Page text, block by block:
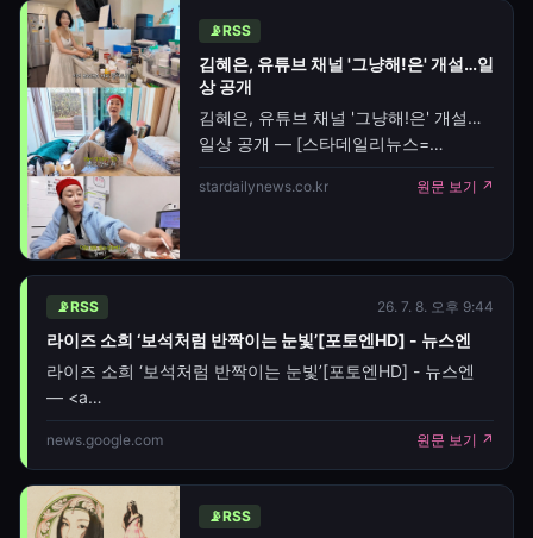
사진을 두 장 게재했다. 사진 속
송소희는 카페를 배경으로 베이지 톤의
카디건을 착용한 모습. 긴 생머리를
늘어뜨리고 옅은 화장기의 얼굴에서
성숙해보이면서도 청순한 매력이
돋보인다. 팬들 및 지인들은 아 예쁘다 ,
너무 예쁘다 등의 반응을 보였다. 한편,
어린 나이부터 경기민요 소리가로
📡RSS
김혜은, 유튜브 채널 '그냥해!은' 개설…일
상 공개
김혜은, 유튜브 채널 '그냥해!은' 개설…
일상 공개 — [스타데일리뉴스=
조수현기자] 배우 김혜은이 유튜브 채널
'그냥해!은'을 개설하고 배우가 아닌
안소희, 김소혜와 함께한 식사 자리에서
유튜브를 시작하게 된 계기를 전했다.
담그신다"며 "엄마와의 추억을 많이
남기고 싶었다. 나중에 나에게 위로가 될
밝혔다.또 "이 나이에 뭘 해라는
stardailynews.co.kr 원문 보기 ↗
📡RSS 26. 7. 8. 오후 9:44
라이즈 소희 ‘보석처럼 반짝이는 눈빛’[포토엔HD] - 뉴스엔
라이즈 소희 ‘보석처럼 반짝이는 눈빛’[포토엔HD] - 뉴스엔
— <a
href="https://news.google.com/rss/articles/
oc=5" target="_blank">라이즈 소희 ‘보석처럼 반짝이는
눈빛’[포토엔HD]</
news.google.com 원문 보기 ↗
📡RSS